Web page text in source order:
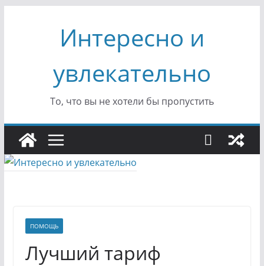
содержимомуИнтересно и
увлекательно
То, что вы не хотели бы пропустить
ПОМОЩЬ
Лучший тариф